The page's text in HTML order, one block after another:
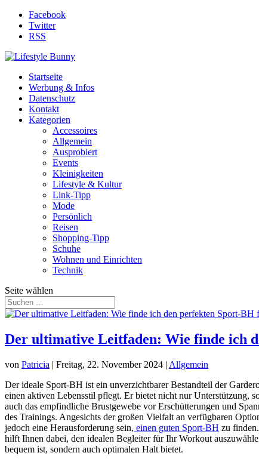
Facebook
Twitter
RSS
Startseite
Werbung & Infos
Datenschutz
Kontakt
Kategorien
Accessoires
Allgemein
Ausprobiert
Events
Kleinigkeiten
Lifestyle & Kultur
Link-Tipp
Mode
Persönlich
Reisen
Shopping-Tipp
Schuhe
Wohnen und Einrichten
Technik
Seite wählen
Der ultimative Leitfaden: Wie finde ich
von Patricia | Freitag, 22. November 2024 | Allgemein
Der ideale Sport-BH ist ein unverzichtbarer Bestandteil der
einen aktiven Lebensstil pflegt. Er bietet nicht nur Unterstützung,
auch das empfindliche Brustgewebe vor Erschütterungen und
des Trainings. Angesichts der großen Vielfalt an verfügbaren
jedoch eine Herausforderung sein, einen guten Sport-BH zu
hilft Ihnen dabei, den idealen Begleiter für Ihr Workout
bequem ist, sondern auch optimalen Halt bietet.